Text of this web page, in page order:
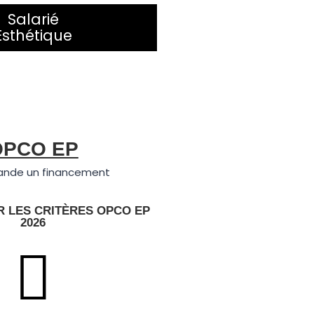
Salarié
EP
un financement
LES CRITÈRES OPCO EP
2026